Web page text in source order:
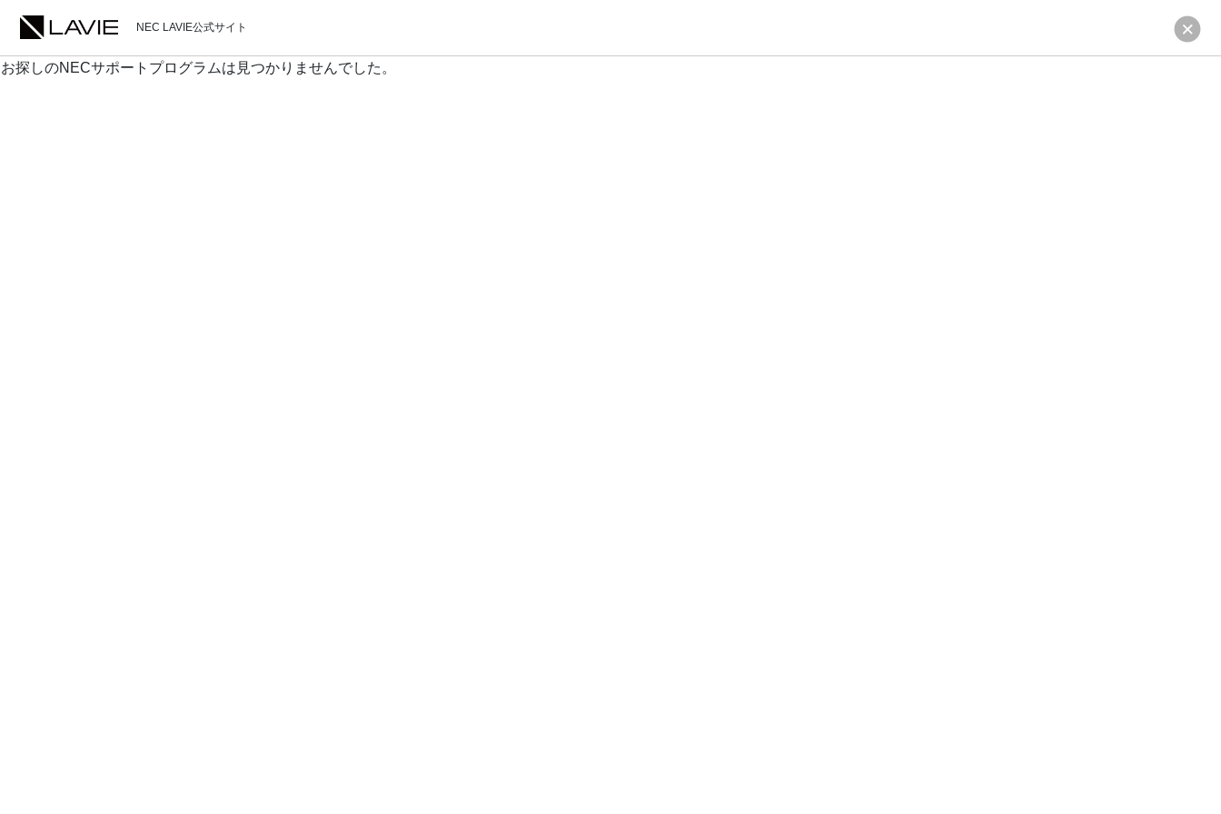
NEC LAVIE公式サイト
お探しのNECサポートプログラムは見つかりませんでした。